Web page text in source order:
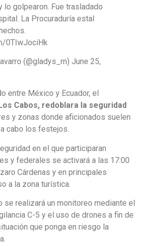
lo golpearon. Fue trasladado
La Procuraduría estal
0TIwJociHk
(@gladys_rn) June 25,
entre México y Ecuador, el
Cabos, redoblara la seguridad
y zonas donde aficionados suelen
cabo los festejos.
en el que participaran
y federales se activará a las 17:00
Cárdenas y en principales
a la zona turística.
se realizará un monitoreo mediante el
C-5 y el uso de drones a fin de
que ponga en riesgo la